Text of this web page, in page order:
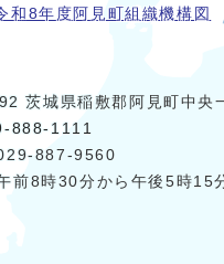
和8年度阿見町組織機構図
茨城県稲敷郡阿見町中央
888-1111
887-9560
前8時30分から午後5時15